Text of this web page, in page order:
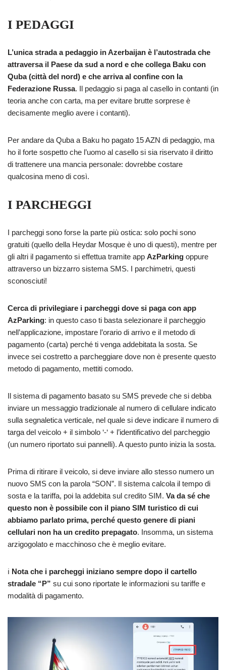
I PEDAGGI
L’unica strada a pedaggio in Azerbaijan è l’autostrada che
attraversa il Paese da sud a nord e che collega Baku con
Quba (città del nord) e che arriva al confine con la
Federazione Russa. Il pedaggio si paga al casello in contanti (in
teoria anche con carta, ma per evitare brutte sorprese è
decisamente meglio avere i contanti).
Per andare da Quba a Baku ho pagato 15 AZN di pedaggio, ma
ho il forte sospetto che l’uomo al casello si sia riservato il diritto
di trattenere una mancia personale: dovrebbe costare
qualcosina meno di così.
I PARCHEGGI
I parcheggi sono forse la parte più ostica: solo pochi sono
gratuiti (quello della Heydar Mosque è uno di questi), mentre per
gli altri il pagamento si effettua tramite app AzParking oppure
attraverso un bizzarro sistema SMS. I parchimetri, questi
sconosciuti!
Cerca di privilegiare i parcheggi dove si paga con app
AzParking: in questo caso ti basta selezionare il parcheggio
nell’applicazione, impostare l’orario di arrivo e il metodo di
pagamento (carta) perché ti venga addebitata la sosta. Se
invece sei costretto a parcheggiare dove non è presente questo
metodo di pagamento, mettiti comodo.
Il sistema di pagamento basato su SMS prevede che si debba
inviare un messaggio tradizionale al numero di cellulare indicato
sulla segnaletica verticale, nel quale si deve indicare il numero di
targa del veicolo + il simbolo ‘-‘ + l’identificativo del parcheggio
(un numero riportato sui pannelli). A questo punto inizia la sosta.
Prima di ritirare il veicolo, si deve inviare allo stesso numero un
nuovo SMS con la parola “SON”. Il sistema calcola il tempo di
sosta e la tariffa, poi la addebita sul credito SIM. Va da sé che
questo non è possibile con il piano SIM turistico di cui
abbiamo parlato prima, perché questo genere di piani
cellulari non ha un credito prepagato. Insomma, un sistema
arzigogolato e macchinoso che è meglio evitare.
ℹ️ Nota che i parcheggi iniziano sempre dopo il cartello
stradale “P” su cui sono riportate le informazioni su tariffe e
modalità di pagamento.